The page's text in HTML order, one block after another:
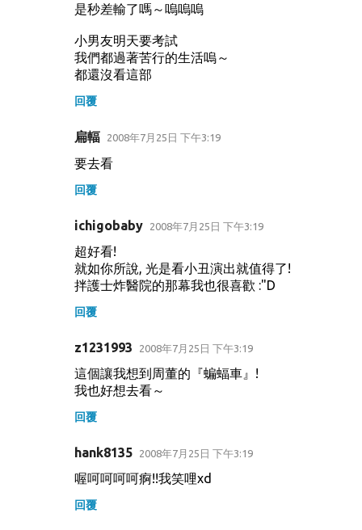
是秒差輸了嗎～嗚嗚嗚
小男友明天要考試
我們都過著苦行的生活嗚～
都還沒看這部
回覆
扁輻 2008年7月25日 下午3:19
要去看
回覆
ichigobaby 2008年7月25日 下午3:19
超好看!
就如你所說, 光是看小丑演出就值得了!
拌護士炸醫院的那幕我也很喜歡 :"D
回覆
z1231993 2008年7月25日 下午3:19
這個讓我想到周董的『蝙蝠車』!
我也好想去看～
回覆
hank8135 2008年7月25日 下午3:19
喔呵呵呵呵痾!!我笑哩xd
回覆